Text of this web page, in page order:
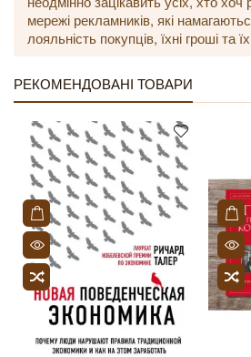
мережі рекламників, які
лояльність покупців, їхні гроші та
РЕКОМЕНДОВАНІ ТОВАРИ